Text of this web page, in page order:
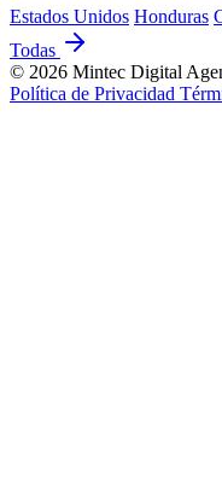
Estados Unidos Honduras
Todas
© 2026 Mintec Digital
Política de Privacidad